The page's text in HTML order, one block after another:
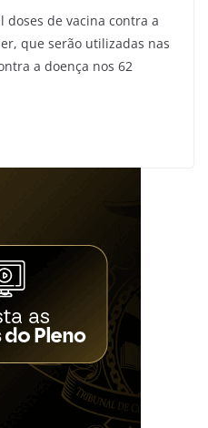
doses de vacina contra a
que serão utilizadas nas
a doença nos 62